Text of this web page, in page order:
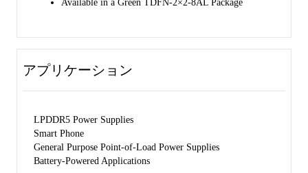
Available in a Green TDFN-2×2-8AL Package
アプリケーション
LPDDR5 Power Supplies
Smart Phone
General Purpose Point-of-Load Power Supplies
Battery-Powered Applications